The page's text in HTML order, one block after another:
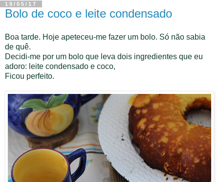
19/05/17
Bolo de coco e leite condensado
Boa tarde. Hoje apeteceu-me fazer um bolo. Só não sabia
de quê.
Decidi-me por um bolo que leva dois ingredientes que eu
adoro: leite condensado e coco,
Ficou perfeito.